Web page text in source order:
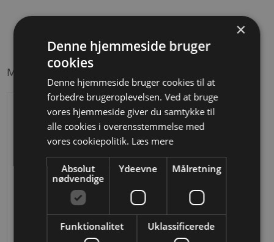
Måske er du også interesseret i følgende produkter
Baluster i smedejern
DKK 109,59
×
Denne hjemmeside bruger
cookies
Denne hjemmeside bruger cookies til at
forbedre brugeroplevelsen. Ved at bruge
vores hjemmeside giver du samtykke til
alle cookies i overensstemmelse med
vores cookiepolitik. Læs mere
Absolut
nødvendige
Ydeevne Målretning
Funktionalitet Uklassificerede